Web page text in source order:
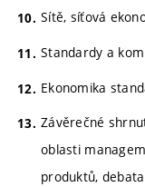
Sítě, síťová
Standardy a
Ekonomika
Závěrečné
oblasti
produktů,